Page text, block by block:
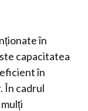
în
capacitatea
în
În cadrul